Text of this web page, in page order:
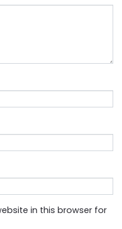
in this browser for